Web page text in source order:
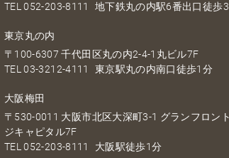
TEL052-203-8111 地下鉄丸の内駅6番出口徒歩
東京丸の内
〒100-6307 千代田区丸の内2-4-1丸ビル7F
TEL03-3212-4111 東京駅丸の内南口徒歩1分
大阪梅田
〒530-0011 大阪市北区大深町3-1 グランフロン
ジキャピタル7F
TEL052-203-8111 大阪駅徒歩1分